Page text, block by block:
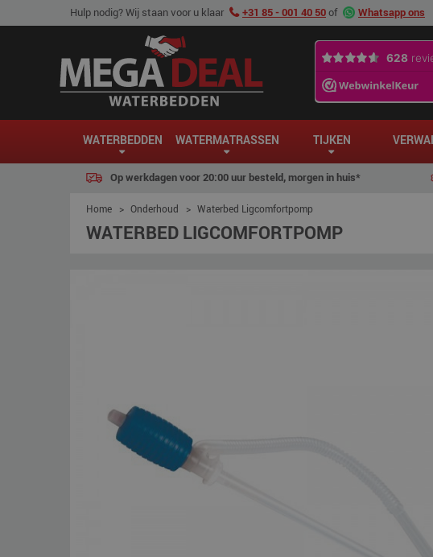
Hulp nodig? Wij staan voor u klaar +31 85 - 001 40 50of Whatsapp ons
WATERBEDDEN WATERMATRASSEN TIJKEN
Op werkdagen voor 20:00 uur besteld, morgen in huis*
Home > Onderhoud > Waterbed Ligcomfortpomp
WATERBED LIGCOMFORTPOMP